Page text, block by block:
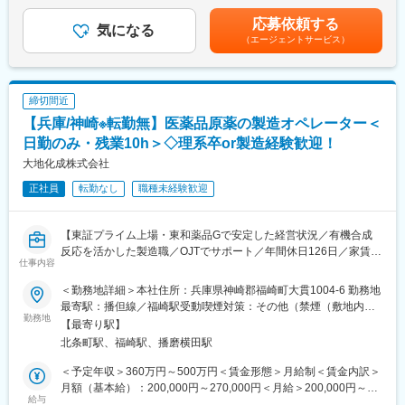
断的に連携することも多く、研究から臨床まで複数の専門領域を
越境して仕事を進めます。異なる専門性を持つメンバーと協働す
ることで、複数領域の知識を習得し、創薬全体を俯瞰した戦略立
案や実行力を身につけることができる環境です。
・100～4000Lの反応釜を用いた有機合成反応及び精製操作
・ろ過機、乾燥機を使用して中間体、最終原薬のろ過および乾燥
・工程内の品質確認、製造結果の記録
■組織構成：
製造部：23名（20～30代のメンバー中心）
※年齢や性別を問わず働きやすい職場です。離職率が低く、フラッ
トな組織体制のため、自分の意見を言いやすい環境が整っていま
す。
・単身赴任の方や一人暮らしの独身の方には住宅手当がつきます※
支給規定あり
やイベントに参加いただくための休暇）があり、育休後復帰率
100％とご家族がいらっしゃる方にとっても働きやすい環境で
す。
■教育体制
入社後は6か月程度のOJTを通じて、年代が近しい先輩社員が丁寧
に指導します。通信教育やEラーニング、語学学習への支援なども
安の金額であり、選考を通じて上下する可能性があります。月給
(月額)は固定手当を含めた表記です。
気になる 応募依頼する
（エージェントサービス）
締切間近
【兵庫/神崎※転勤無】医薬品原薬の製造オペレーター＜
日勤のみ・残業10h＞◇理系卒or製造経験歓迎！
大地化成株式会社
正社員 転勤なし 職種未経験歓迎
仕事内容
【東証プライム上場・東和薬品Gで安定した経営状況／有機合成
反応を活かした製造職／OJTでサポート／年間休日126日／家賃補
■業務内容：
当社工場の製造スタッフとして医薬品原薬の製造オペレーター業
務をお任せします。まずは製造を担当し、慣れれば手順書改定や
機器の点検なども発生します。
＜メイン業務＞
・5,6人のチームで、製造工程を分担します
・各工程（仕込み～反応・結晶化～ろ過～乾燥）における機器の
勤務地
＜勤務地詳細＞本社住所：兵庫県神崎郡福崎町大貫1004-6 勤務地
最寄駅：播但線／福崎駅受動喫煙対策：その他（禁煙（敷地内／
屋内））変更の範囲：会社の定める事業所
【最寄り駅】
北条町駅、福崎駅、播磨横田駅
給与
＜予定年収＞360万円～500万円＜賃金形態＞月給制＜賃金内訳＞
月額（基本給）：200,000円～270,000円＜月給＞200,000円～